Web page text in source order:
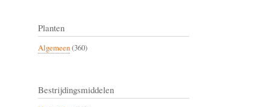
Planten
Algemeen(360)
Bestrijdingsmiddelen